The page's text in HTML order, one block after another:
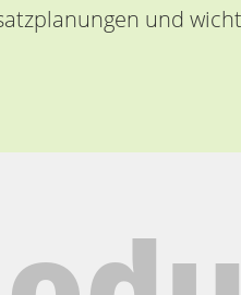
und